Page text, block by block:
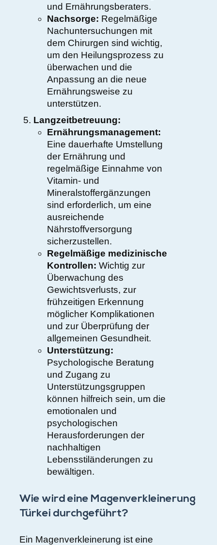
und Ernährungsberaters.
Nachsorge: Regelmäßige
Nachuntersuchungen mit
dem Chirurgen sind wichtig,
um den Heilungsprozess zu
überwachen und die
Anpassung an die neue
Ernährungsweise zu
unterstützen.
Langzeitbetreuung:
Ernährungsmanagement:
Eine dauerhafte Umstellung
der Ernährung und
regelmäßige Einnahme von
Vitamin- und
Mineralstoffergänzungen
sind erforderlich, um eine
ausreichende
Nährstoffversorgung
sicherzustellen.
Regelmäßige medizinische
Kontrollen: Wichtig zur
Überwachung des
Gewichtsverlusts, zur
frühzeitigen Erkennung
möglicher Komplikationen
und zur Überprüfung der
allgemeinen Gesundheit.
Unterstützung:
Psychologische Beratung
und Zugang zu
Unterstützungsgruppen
können hilfreich sein, um die
emotionalen und
psychologischen
Herausforderungen der
nachhaltigen
Lebensstiländerungen zu
bewältigen.
Wie wird eine Magenverkleinerung
Türkei durchgeführt?
Ein Magenverkleinerung ist eine